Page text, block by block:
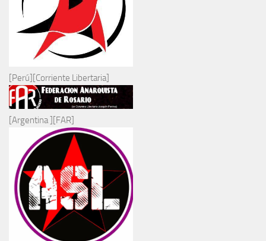
[Perú][Corriente Libertaria]
[Argentina ][FAR]